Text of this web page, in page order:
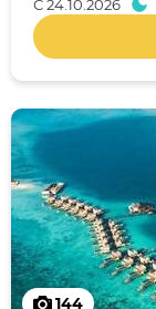
С24.10.2026
144